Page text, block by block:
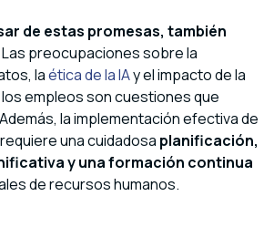
de estas promesas, también
Las preocupaciones sobre la
laética de la IAy el impacto de la
empleos son cuestiones que
la implementación efectiva de
una cuidadosa planificación,
yunaformación continua
de recursos humanos.